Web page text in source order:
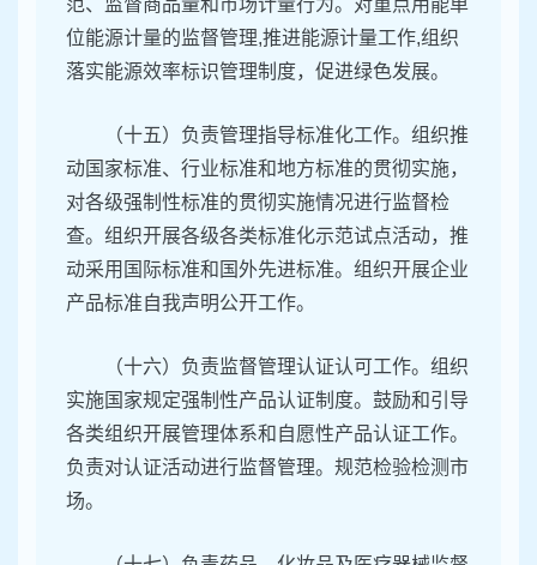
范、监督商品量和市场计量行为。对重点用能单
位能源计量的监督管理,推进能源计量工作,组织
落实能源效率标识管理制度，促进绿色发展。
（十五）负责管理指导标准化工作。组织推
动国家标准、行业标准和地方标准的贯彻实施，
对各级强制性标准的贯彻实施情况进行监督检
查。组织开展各级各类标准化示范试点活动，推
动采用国际标准和国外先进标准。组织开展企业
产品标准自我声明公开工作。
（十六）负责监督管理认证认可工作。组织
实施国家规定强制性产品认证制度。鼓励和引导
各类组织开展管理体系和自愿性产品认证工作。
负责对认证活动进行监督管理。规范检验检测市
场。